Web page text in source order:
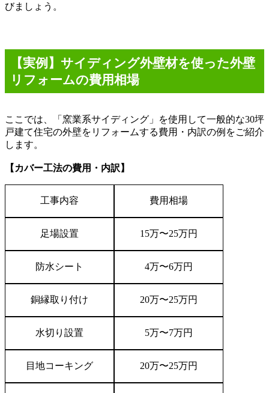
びましょう。
【実例】サイディング外壁材を使った外壁
リフォームの費用相場
ここでは、「窯業系サイディング」を使用して一般的な30坪
戸建て住宅の外壁をリフォームする費用・内訳の例をご紹介
します。
【カバー工法の費用・内訳】
工事内容 費用相場
足場設置 15万〜25万円
防水シート 4万〜6万円
銅縁取り付け 20万〜25万円
水切り設置 5万〜7万円
目地コーキング 20万〜25万円